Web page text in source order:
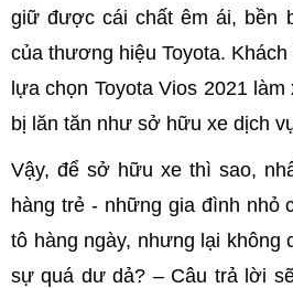
giữ được cái chất êm ái, bền
của thương hiệu Toyota.
lựa chọn Toyota Vios 2021
bị lăn tăn như sở hữu xe dịch
Vậy, để sở hữu xe thì sao,
hàng trẻ - những gia đình nhỏ
tô hàng ngày, nhưng lại không
sự quá dư dả? – Câu trả lời